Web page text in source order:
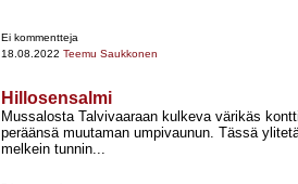
Ei kommentteja
18.08.2022 Teemu Saukkonen
Hillosensalmi
Mussalosta Talvivaaraan kulkeva värikäs
peräänsä muutaman umpivaunun. Tässä
melkein tunnin...